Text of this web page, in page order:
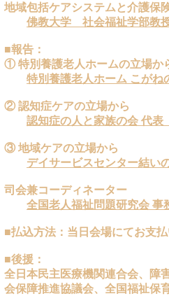
地域包括ケアシステムと介護保
佛教大学 社会福祉学部
■報告：
① 特別養護老人ホームの立場か
特別養護老人ホーム こが
② 認知症ケアの立場から
認知症の人と家族の会
③ 地域ケアの立場から
デイサービスセンター結
司会兼コーディネーター
全国老人福祉問題研究会
■払込方法：当日会場にてお支
■後援：
全日本民主医療機関連合会、障
会保障推進協議会、全国福祉保